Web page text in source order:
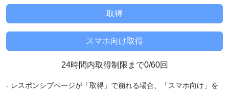
24時間内取得制限まで0/60回
- レスポンシブページが「取得」で崩れる場合、「スマホ向け」を